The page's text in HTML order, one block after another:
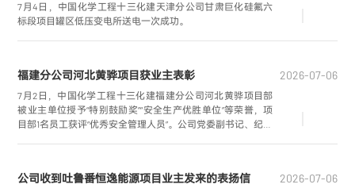
7月4日，中国化学工程十三化建天津分公司甘肃巨化硅氟六
标段项目罐区低压变电所送电一次成功。
福建分公司河北黄骅项目获业主表彰 2026-07-06
7月2日，中国化学工程十三化建福建分公司河北黄骅项目部
被业主单位授予“特别鼓励奖”“安全生产优胜单位”等荣誉，项
目部1名员工获评“优秀安全管理人员”。公司党委副书记、纪委
公司收到吐鲁番恒逸能源项目业主发来的表扬信 2026-07-06